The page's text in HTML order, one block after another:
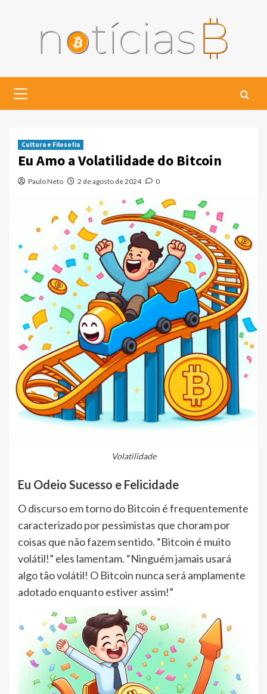
Menu
Cultura e Filosofia
Eu Amo a Volatilidade do Bitcoin
Paulo Neto 2 de agosto de 2024 0
Volatilidade
Eu Odeio Sucesso e Felicidade
O discurso em torno do Bitcoin é frequentemente
caracterizado por pessimistas que choram por
coisas que não fazem sentido. “Bitcoin é muito
volátil!” eles lamentam. “Ninguém jamais usará
algo tão volátil! O Bitcoin nunca será amplamente
adotado enquanto estiver assim!”